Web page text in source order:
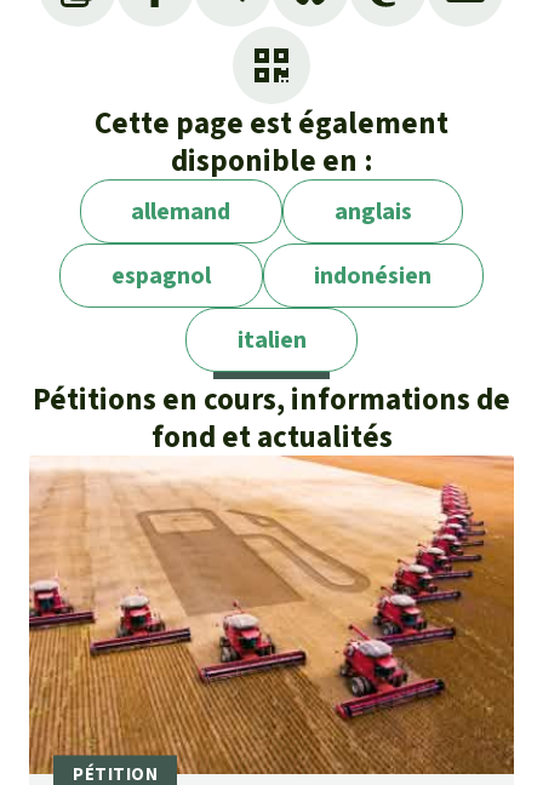
Cette page est également
disponible en :
allemand
anglais
espagnol
indonésien
italien
Pétitions en cours, informations de
fond et actualités